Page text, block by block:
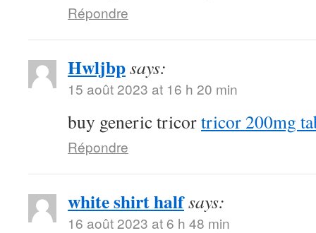
Répondre
Hwljbpsays:
15 août 2023 at 16 h 20 min
buy generic tricortricor 200mg
Répondre
white shirt halfsays:
16 août 2023 at 6 h 48 min